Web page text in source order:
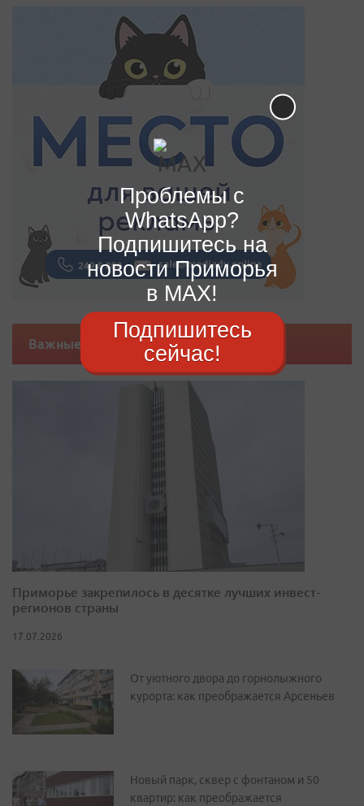
Важные новости
Приморье закрепилось в десятке лучших инвест-
регионов страны
17.07.2026
От уютного двора до горнолыжного
курорта: как преображается Арсеньев
Новый парк, сквер с фонтаном и 50
квартир: как преображается
Проблемы с
WhatsApp?
Подпишитесь на
новости Приморья
в MAX!
Подпишитесь
сейчас!